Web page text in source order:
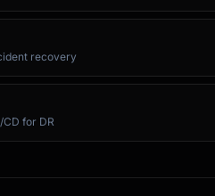
recovery
for DR